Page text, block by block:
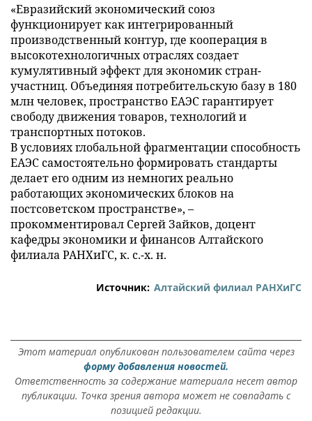
«Евразийский экономический союз
функционирует как интегрированный
производственный контур, где кооперация в
высокотехнологичных отраслях создает
кумулятивный эффект для экономик стран-
участниц. Объединяя потребительскую базу в 180
млн человек, пространство ЕАЭС гарантирует
свободу движения товаров, технологий и
транспортных потоков.
В условиях глобальной фрагментации способность
ЕАЭС самостоятельно формировать стандарты
делает его одним из немногих реально
работающих экономических блоков на
постсоветском пространстве», –
прокомментировал Сергей Зайков, доцент
кафедры экономики и финансов Алтайского
филиала РАНХиГС, к. с.-х. н.
Источник: Алтайский филиал РАНХиГС
Этот материал опубликован пользователем сайта через
форму добавления новостей.
Ответственность за содержание материала несет автор
публикации. Точка зрения автора может не совпадать с
позицией редакции.